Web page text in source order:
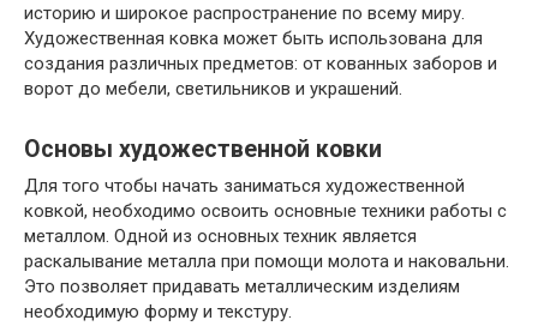
историю и широкое распространение по всему миру.
Художественная ковка может быть использована для
создания различных предметов: от кованных заборов и
ворот до мебели, светильников и украшений.
Основы художественной ковки
Для того чтобы начать заниматься художественной
ковкой, необходимо освоить основные техники работы с
металлом. Одной из основных техник является
раскалывание металла при помощи молота и наковальни.
Это позволяет придавать металлическим изделиям
необходимую форму и текстуру.